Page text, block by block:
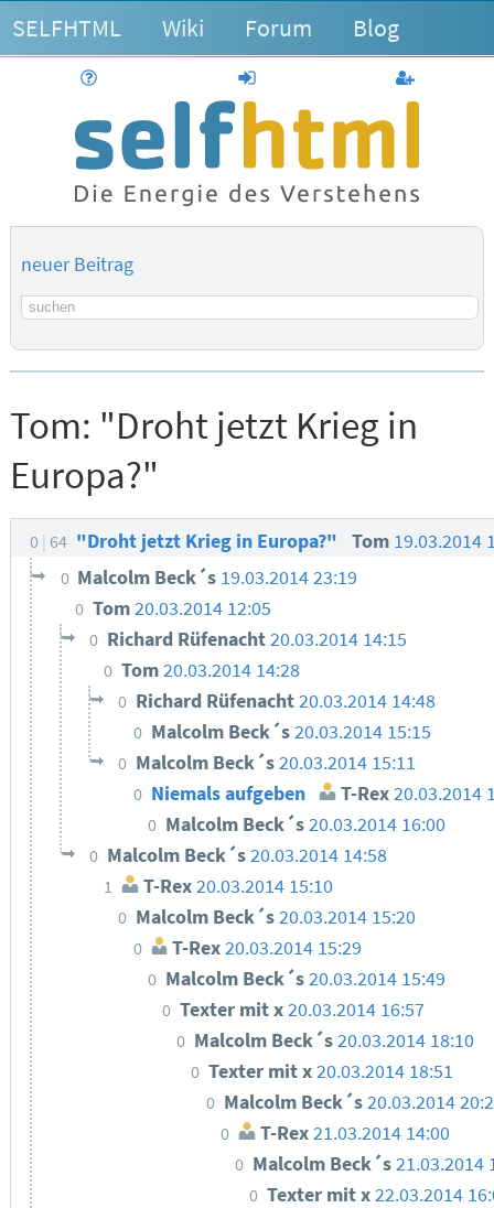
SELFHTML Wiki Forum Blog
anmelden
neuer Beitrag
Suchbegriff
Tom: "Droht jetzt Krieg in
Europa?"
0 64 "Droht jetzt Krieg in Europa?" Tom 19.03.2014
0 Malcolm Beck´s 19.03.2014 23:19
0 Tom20.03.2014 12:05
0 Richard Rüfenacht20.03.2014 14:15
0 Tom20.03.2014 14:28
0 Richard Rüfenacht20.03.2014 14:48
0 Malcolm Beck´s20.03.2014 15:15
0 Malcolm Beck´s20.03.2014 15:11
0 Niemals aufgeben T-Rex20.03.2014
0 Malcolm Beck´s20.03.2014 16:00
0 Malcolm Beck´s20.03.2014 14:58
1 T-Rex20.03.2014 15:10
0 Malcolm Beck´s20.03.2014 15:20
0 T-Rex20.03.2014 15:29
0 Malcolm Beck´s20.03.2014 15:49
0 Texter mit x20.03.2014 16:57
0 Malcolm Beck´s20.03.2014 18:10
0 Texter mit x20.03.2014 18:51
0 Malcolm Beck´s20.03.2014
0 T-Rex 21.03.2014 14:00
0 Malcolm Beck´s21.03.2014
0 Texter mit x22.03.2014